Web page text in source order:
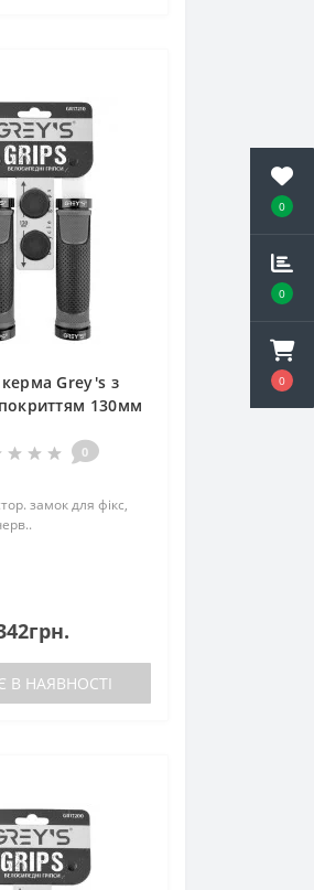
0
0
0
керма Grey's з
130мм
0
замок для фікс,
В НАЯВНОСТІ